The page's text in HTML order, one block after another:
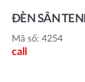
ĐÈN SÂN
Mã số: 4254
call